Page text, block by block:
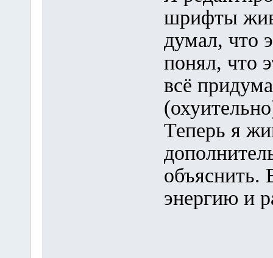
шрифты
думал, что
понял, что
всё
Теперь я
объяснить.
энергию и